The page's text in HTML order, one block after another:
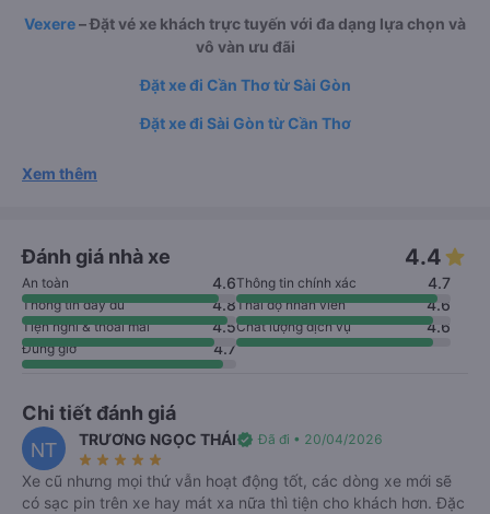
Vexere– Đặt vé xe khách trực tuyến với đa dạng lựa chọn và
vô vàn ưu đãi
Đặt xe đi Cần Thơ từ Sài Gòn
Đặt xe đi Sài Gòn từ Cần Thơ
Xem thêm
Đánh giá nhà xe 4.4
An toàn 4.6Thông tin chính xác 4.7
Thông tin đầy đủ 4.8Thái độ nhân viên 4.6
Tiện nghi & thoải mái 4.5Chất lượng dịch vụ 4.6
Đúng giờ 4.7
Chi tiết đánh giá
NT TRƯƠNG NGỌC THÁIverified Đã đi • 20/04/2026
star_rate star_rate star_rate star_rate star_rate
Xe cũ nhưng mọi thứ vẫn hoạt động tốt, các dòng xe mới sẽ
có sạc pin trên xe hay mát xa nữa thì tiện cho khách hơn. Đặc